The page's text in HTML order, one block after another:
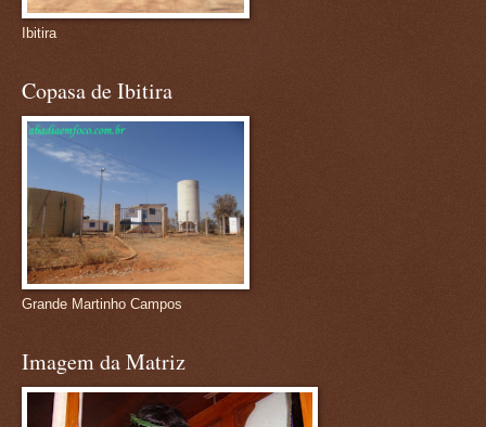
Ibitira
Copasa de Ibitira
Grande Martinho Campos
Imagem da Matriz